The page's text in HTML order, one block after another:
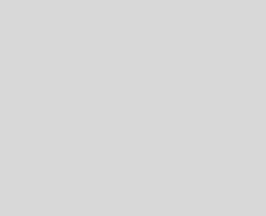
تعارض قوانین؛ مانع پنهان سنددار
طنین شعر